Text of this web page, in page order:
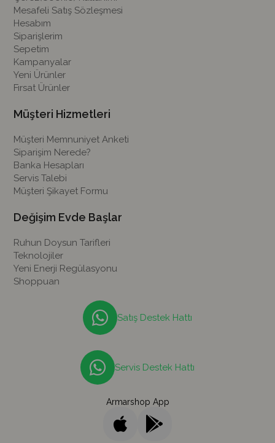
Mesafeli Satış Sözleşmesi
Hesabım
Siparişlerim
Sepetim
Kampanyalar
Yeni Ürünler
Fırsat Ürünler
Müşteri Hizmetleri
Müşteri Memnuniyet Anketi
Siparişim Nerede?
Banka Hesapları
Servis Talebi
Müşteri Şikayet Formu
Değişim Evde Başlar
Ruhun Doysun Tarifleri
Teknolojiler
Yeni Enerji Regülasyonu
Shoppuan
Satış Destek Hattı
Servis Destek Hattı
Armarshop App